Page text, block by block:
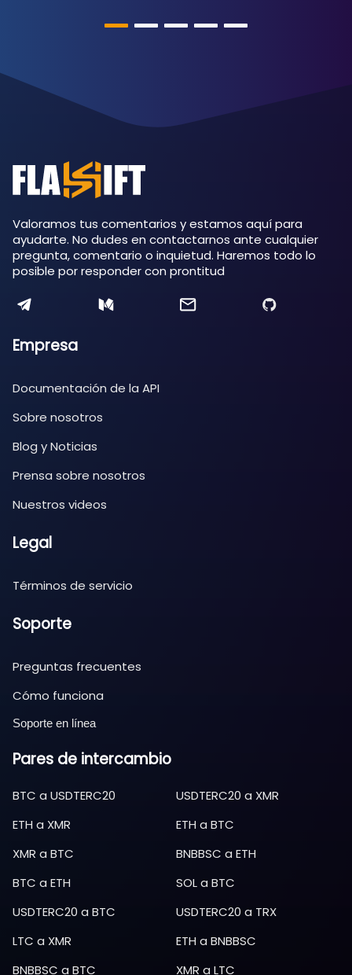
Valoramos tus comentarios y estamos aquí para
ayudarte. No dudes en contactarnos ante cualquier
pregunta, comentario o inquietud. Haremos todo lo
posible por responder con prontitud
Empresa
Documentación de la API
Sobre nosotros
Blog y Noticias
Prensa sobre nosotros
Nuestros videos
Legal
Términos de servicio
Soporte
Preguntas frecuentes
Cómo funciona
Soporte en línea
Pares de intercambio
BTC a USDTERC20 USDTERC20 a XMR
ETH a XMR ETH a BTC
XMR a BTC BNBBSC a ETH
BTC a ETH SOLa BTC
USDTERC20 a BTC USDTERC20 a TRX
LTC a XMR ETH a BNBBSC
BNBBSC a BTC XMR a LTC